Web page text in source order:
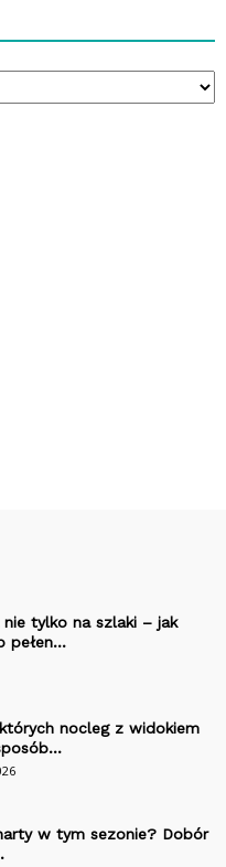
nie tylko na szlaki – jak
pełen...
nocleg z widokiem
w tym sezonie? Dobór